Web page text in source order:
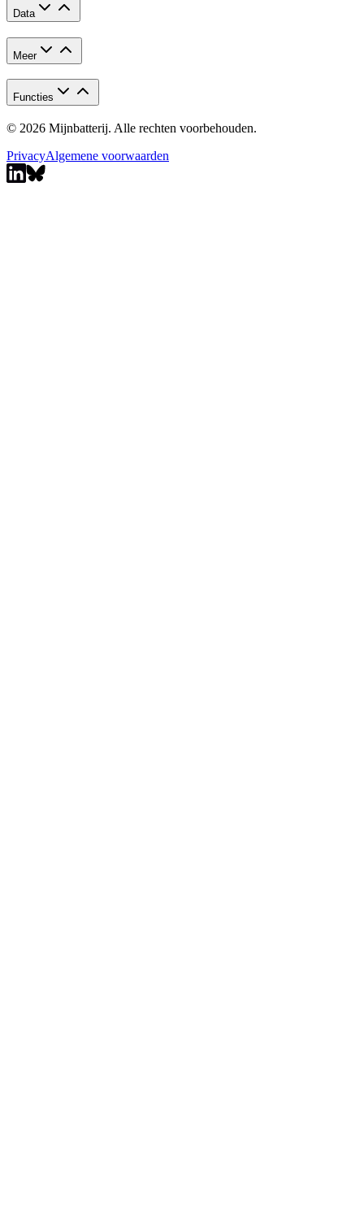
Data
Meer
Functies
© 2026 Mijnbatterij. Alle rechten voorbehouden.
PrivacyAlgemene voorwaarden